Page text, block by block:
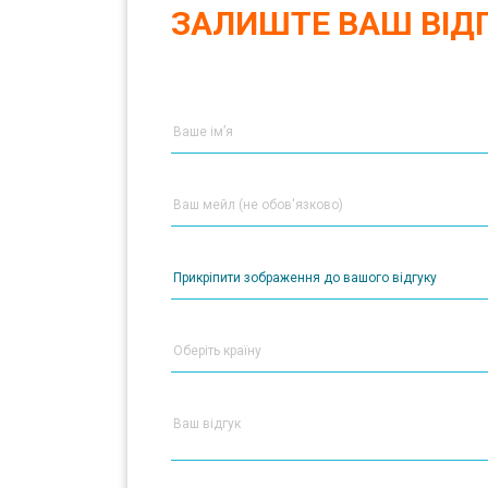
ЗАЛИШТЕ ВАШ
Прикріпити зображення до вашого відгуку